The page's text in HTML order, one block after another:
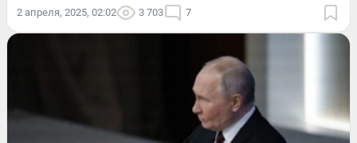
2 апреля, 2025, 02:02 3 703 7